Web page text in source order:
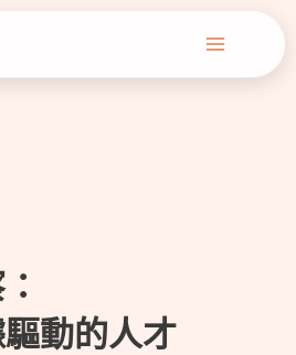
Main
Menu
動的人才